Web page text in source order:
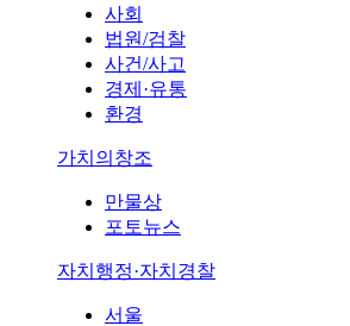
사회
법원/검찰
사건/사고
경제·유통
환경
가치의창조
만물상
포토뉴스
자치행정·자치경찰
서울